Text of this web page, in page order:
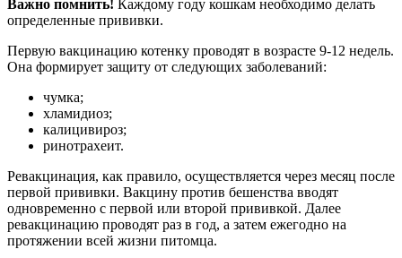
Важно помнить! Каждому году кошкам необходимо делать
определенные прививки.
Первую вакцинацию котенку проводят в возрасте 9-12 недель.
Она формирует защиту от следующих заболеваний:
чумка;
хламидиоз;
калицивироз;
ринотрахеит.
Ревакцинация, как правило, осуществляется через месяц после
первой прививки. Вакцину против бешенства вводят
одновременно с первой или второй прививкой. Далее
ревакцинацию проводят раз в год, а затем ежегодно на
протяжении всей жизни питомца.